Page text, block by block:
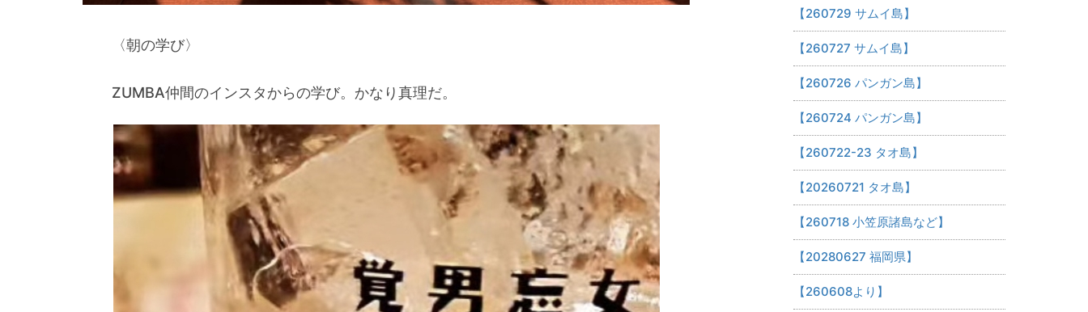
〈朝の学び〉
ZUMBA仲間のインスタからの学び。かなり真理だ。
【260729 サムイ島】
【260727 サムイ島】
【260726 パンガン島】
【260724 パンガン島】
【260722-23 タオ島】
【20260721 タオ島】
【260718 小笠原諸島など】
【20280627 福岡県】
【260608より】